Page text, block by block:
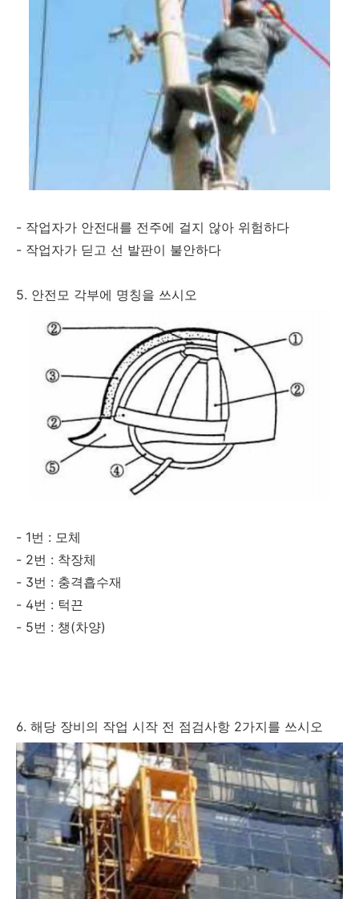
- 작업자가 안전대를 전주에 걸지 않아 위험하다
- 작업자가 딛고 선 발판이 불안하다
5. 안전모 각부에 명칭을 쓰시오
- 1번 : 모체
- 2번 : 착장체
- 3번 : 충격흡수재
- 4번 : 턱끈
- 5번 : 챙(차양)
6. 해당 장비의 작업 시작 전 점검사항 2가지를 쓰시오